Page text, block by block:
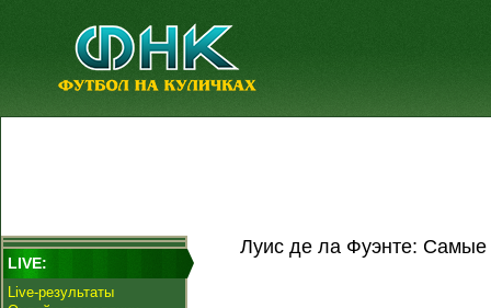
LIVE:
Live-результаты
Луис де ла Фуэнте: Самые